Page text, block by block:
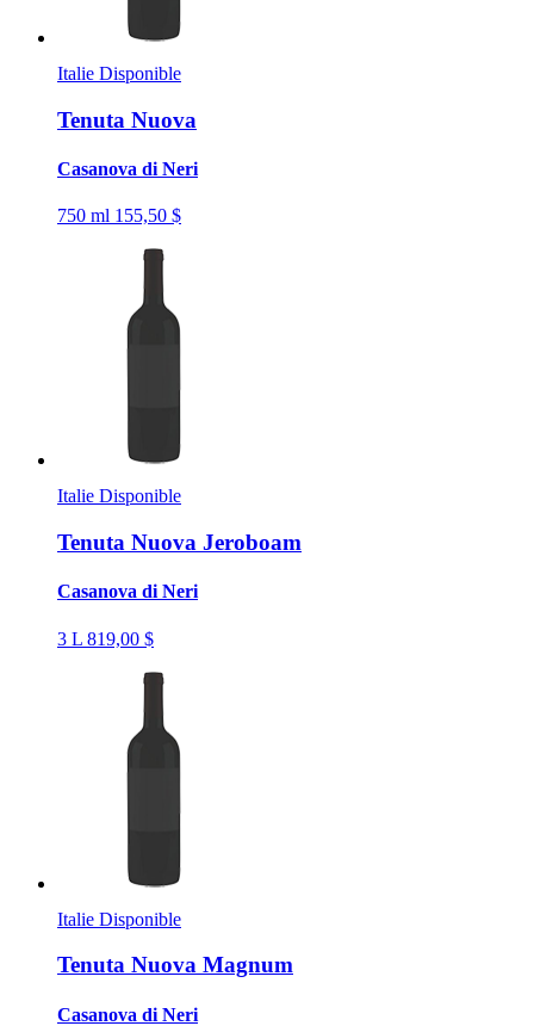
Italie Disponible
Tenuta Nuova
Casanova di Neri
750 ml 155,50 $
Italie Disponible
Tenuta Nuova Jeroboam
Casanova di Neri
3 L 819,00 $
Italie Disponible
Tenuta Nuova Magnum
Casanova di Neri